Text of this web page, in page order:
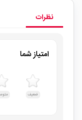
نظرات
امتیاز شما
ضعیف